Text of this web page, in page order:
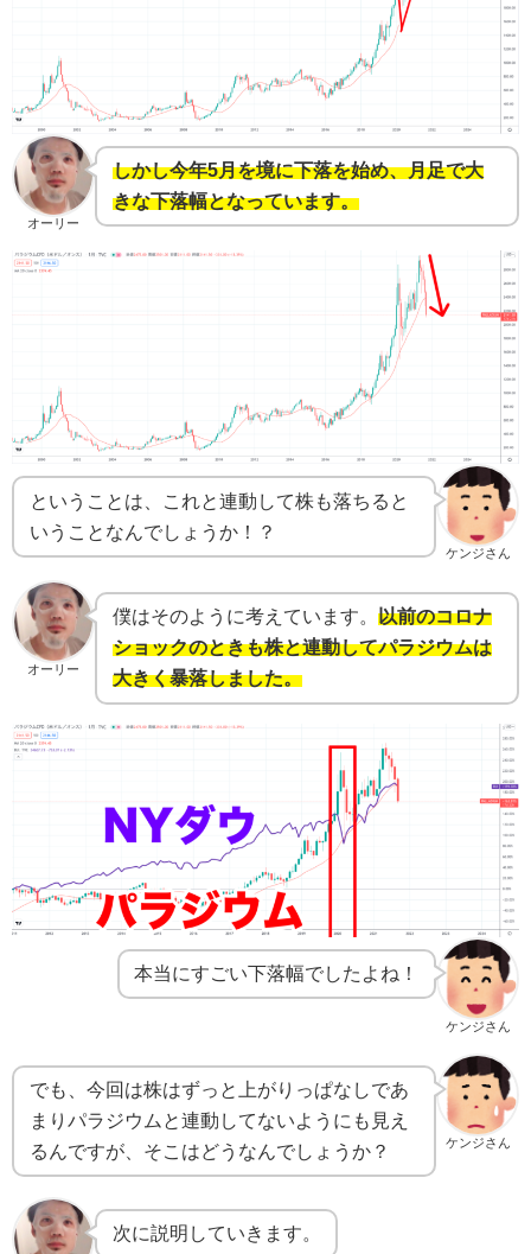
オーリー
しかし今年5月を境に下落を始め、月足で大
きな下落幅となっています。
ケンジさん
ということは、これと連動して株も落ちると
いうことなんでしょうか！？
オーリー
僕はそのように考えています。 以前のコロナ
ショックのときも株と連動してパラジウムは
大きく暴落しました。
ケンジさん
本当にすごい下落幅でしたよね！
ケンジさん
でも、今回は株はずっと上がりっぱなしであ
まりパラジウムと連動してないようにも見え
るんですが、そこはどうなんでしょうか？
次に説明していきます。